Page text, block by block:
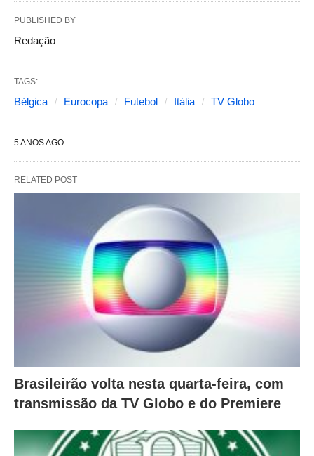
PUBLISHED BY
Redação
TAGS:
Bélgica Eurocopa Futebol Itália TV Globo
5 ANOS AGO
RELATED POST
Brasileirão volta nesta quarta-feira, com
transmissão da TV Globo e do Premiere